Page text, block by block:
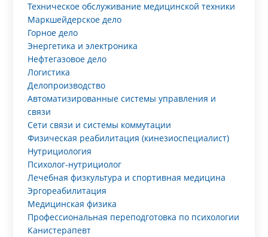
Техническое обслуживание медицинской техники
Маркшейдерское дело
Горное дело
Энергетика и электроника
Нефтегазовое дело
Логистика
Делопроизводство
Автоматизированные системы управления и
связи
Сети связи и системы коммутации
Физическая реабилитация (кинезиоспециалист)
Нутрициология
Психолог-нутрициолог
Лечебная физкультура и спортивная медицина
Эргореабилитация
Медицинская физика
Профессиональная переподготовка по психологии
Канистерапевт